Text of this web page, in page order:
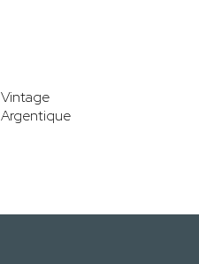
Vintage
Argentique